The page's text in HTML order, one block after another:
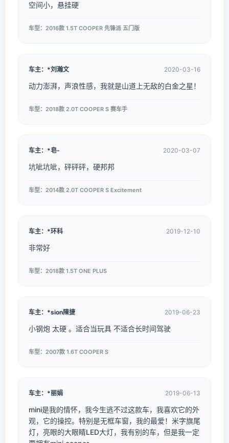
空间小，悬挂硬
车型：2016款 1.5T COOPER 先锋派 五门版
车主：*刘瀚文 2020-03-16
动力澎湃，声浪性感，我就是山道上无敌的白金之星！
车型：2018款 2.0T COOPER S 赛车手
车主：*皂- 2020-03-07
坑呲坑呲，砰砰砰，硬邦邦
车型：2014款 2.0T COOPER S Excitement
车主：*环科 2019-12-10
非常好
车型：2018款 1.5T ONE PLUS
车主：*sion陳捷 2019-06-23
小钢炮 太硬 。适合当玩具 不适合长时间驾驶
车型：2007款 1.6T COOPER S
车主：*丽娟 2019-06-13
mini是我的情怀，我今生逃不过这款车，我喜欢它的外
观，它的操控。特别是无框车窗，我的最爱！米字旗尾
灯，亮眼的大眼睛LED大灯，我有别的车，但是我一定